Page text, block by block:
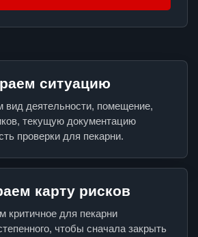
ситуацию
вид деятельности, помещение,
текущую документацию
проверки для пекарни.
карту рисков
критичное для пекарни
чтобы сначала закрыть